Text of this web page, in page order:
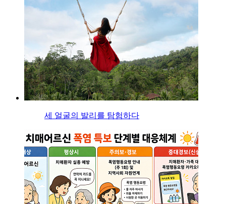
세 얼굴의 발리를 탐험하다